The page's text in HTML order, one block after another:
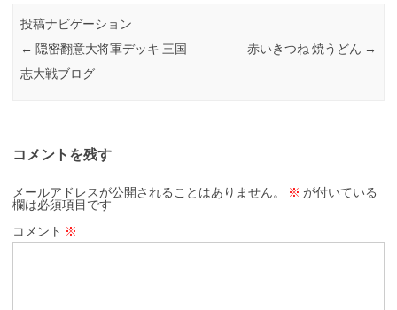
投稿ナビゲーション
← 隠密翻意大将軍デッキ 三国
志大戦ブログ
赤いきつね 焼うどん →
コメントを残す
メールアドレスが公開されることはありません。 ※ が付いている
欄は必須項目です
コメント ※